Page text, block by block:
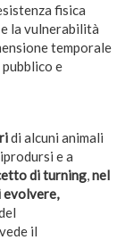
fisica
la vulnerabilità
temporale
e
di alcuni animali
e a
di turning,nel
evolvere,
il